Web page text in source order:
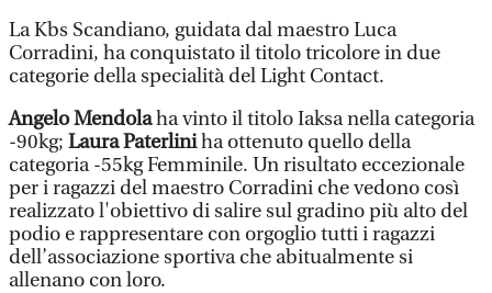
La Kbs Scandiano, guidata dal maestro Luca
Corradini, ha conquistato il titolo tricolore in due
categorie della specialità del Light Contact.
Angelo Mendolaha vinto il titolo Iaksa nella categoria
-90kg; Laura Paterliniha ottenuto quello della
categoria -55kg Femminile. Un risultato eccezionale
per i ragazzi del maestro Corradini che vedono così
realizzato l'obiettivo di salire sul gradino più alto del
podio e rappresentare con orgoglio tutti i ragazzi
dell’associazione sportiva che abitualmente si
allenano con loro.